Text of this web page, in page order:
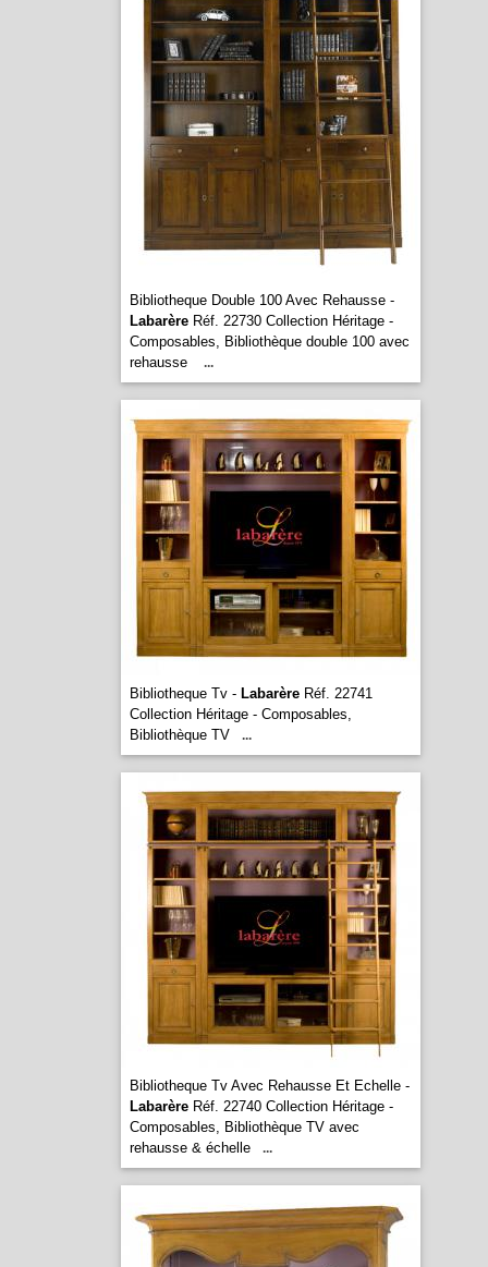
Bibliotheque Double 100 Avec Rehausse -
LabarèreRéf. 22730 Collection Héritage -
Composables, Bibliothèque double 100 avec
rehausse
...
Bibliotheque Tv - LabarèreRéf. 22741
Collection Héritage - Composables,
Bibliothèque TV
...
Bibliotheque Tv Avec Rehausse Et Echelle -
LabarèreRéf. 22740 Collection Héritage -
Composables, Bibliothèque TV avec
rehausse & échelle
...